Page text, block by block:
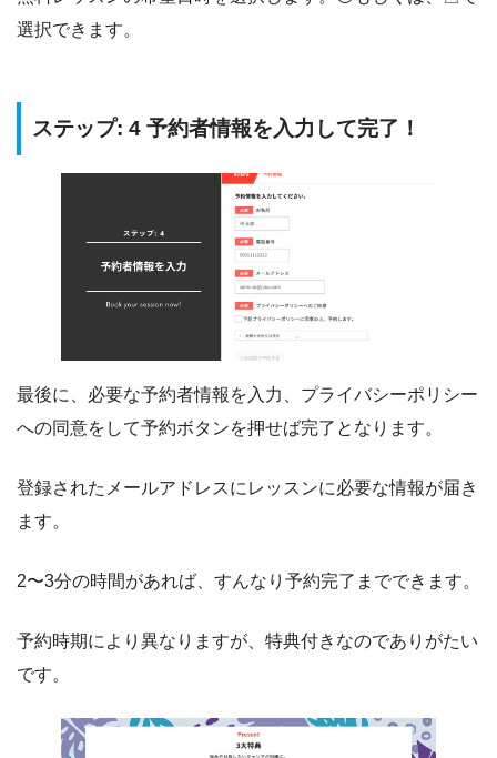
選択できます。
ステップ: 4 予約者情報を入力して完了！
最後に、必要な予約者情報を入力、プライバシーポリシー
への同意をして予約ボタンを押せば完了となります。
登録されたメールアドレスにレッスンに必要な情報が届き
ます。
2〜3分の時間があれば、すんなり予約完了までできます。
予約時期により異なりますが、特典付きなのでありがたい
です。